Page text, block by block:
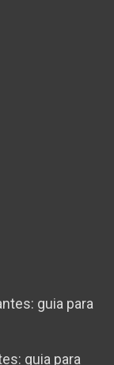
guia para